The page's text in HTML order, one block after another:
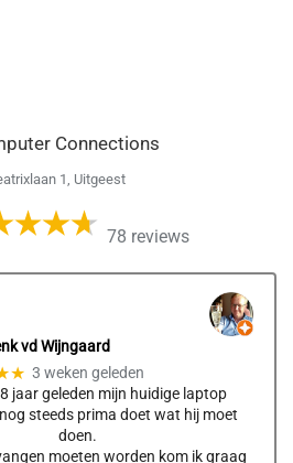
Connections
1, Uitgeest
78 reviews
vd Wijngaard
3 weken geleden
jaar geleden mijn huidige laptop
steeds prima doet wat hij moet
doen.
moeten worden kom ik graag